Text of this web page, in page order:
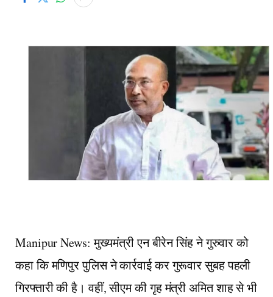
Manipur News: मुख्यमंत्री एन बीरेन सिंह ने गुरुवार को
कहा कि मणिपुर पुलिस ने कार्रवाई कर गुरूवार सुबह पहली
गिरफ्तारी की है। वहीं, सीएम की गृह मंत्री अमित शाह से भी